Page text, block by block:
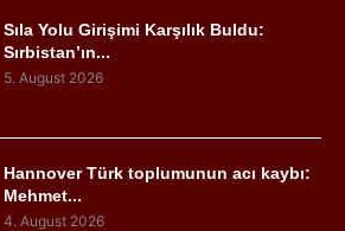
Sıla Yolu Girişimi Karşılık Buldu:
Sırbistan’ın...
5. August 2026
Hannover Türk toplumunun acı kaybı:
Mehmet...
4. August 2026